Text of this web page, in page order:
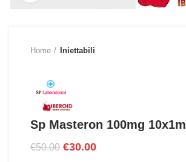
Home Iniettabili
Sp Masteron 100mg 10x1ml
€50.00 Il
€30.00Il